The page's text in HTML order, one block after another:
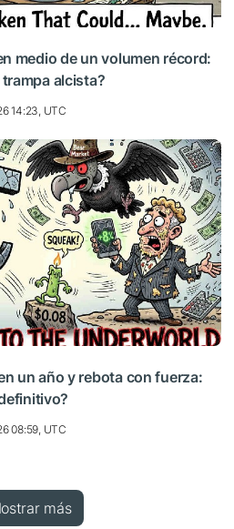
medio de un volumen récord:
alcista?
14:23, UTC
un año y rebota con fuerza:
08:59, UTC
más